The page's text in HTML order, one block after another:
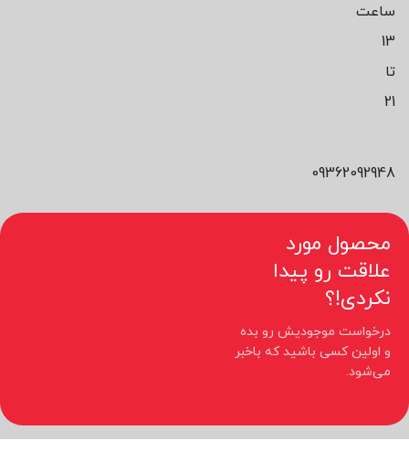
ساعت
13
تا
21
09362092948
محصول مورد
علاقت رو پیدا
نکردی!؟
درخواست موجودیش رو بده
و اولین کسی باشید که باخبر
می‌شود.